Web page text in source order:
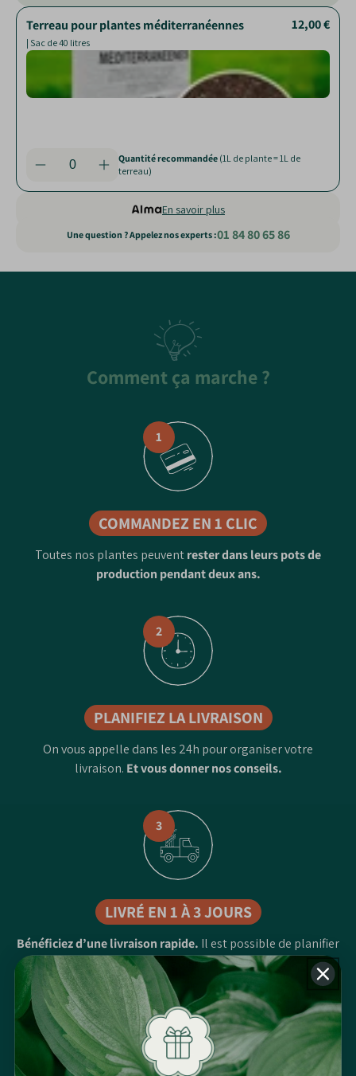
Terreau pour plantes méditerranéennes
| Sac de 40 litres
12,00 €
Quantité recommandée (1L de plante = 1L de
terreau)
Paillage de chanvre| Sac de 250 L 28,00 €
Quantité recommandée (Couvre 3 m²)
En savoir plus
Une question ? Appelez nos experts :01 84 80 65 86
Comment ça marche ?
1
COMMANDEZ EN 1 CLIC
Toutes nos plantes peuventrester dans leurs pots de
production pendant deux ans.
2
PLANIFIEZ LA LIVRAISON
On vous appelle dans les 24h pour organiser votre
livraison. Et vous donner nos conseils.
3
LIVRÉ EN 1 À 3 JOURS
Bénéficiez d’une livraison rapide. Il est possible de planifier
une livraison jusqu'à deux mois plus tard.
4